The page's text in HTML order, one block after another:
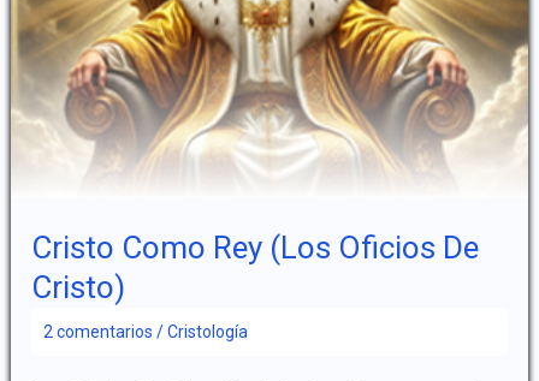
Cristo Como Rey (Los Oficios De
Cristo)
2 comentarios /Cristología